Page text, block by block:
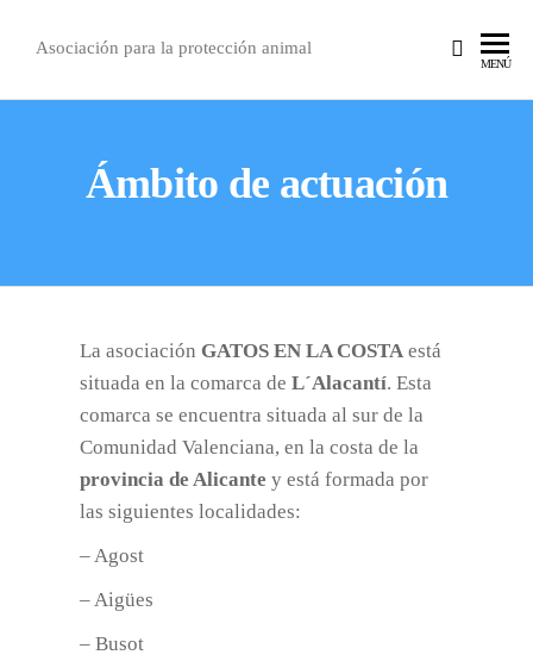
Asociación para la protección animal
MENÚ
Ámbito de actuación
La asociación GATOS EN LA COSTAestá
situada en la comarca de L´Alacantí. Esta
comarca se encuentra situada al sur de la
Comunidad Valenciana, en la costa de la
provincia de Alicante y está formada por
las siguientes localidades:
– Agost
– Aigües
– Busot